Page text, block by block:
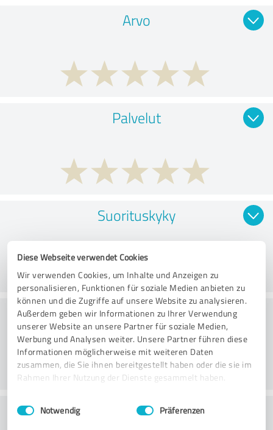
Diese Webseite verwendet Cookies
Wir verwenden Cookies, um Inhalte und Anzeigen zu
personalisieren, Funktionen für soziale Medien anbieten zu
können und die Zugriffe auf unsere Website zu analysieren.
Außerdem geben wir Informationen zu Ihrer Verwendung
unserer Website an unsere Partner für soziale Medien,
Werbung und Analysen weiter. Unsere Partner führen diese
Informationen möglicherweise mit weiteren Daten
zusammen, die Sie ihnen bereitgestellt haben oder die sie im
Rahmen Ihrer Nutzung der Dienste gesammelt haben.
Impressum Datenschutzbestimmungen
Einwilligungsauswahl
Notwendig Präferenzen
Arvo
Palvelut
Suorituskyky
Konsultointi
Asiakaspalvelu